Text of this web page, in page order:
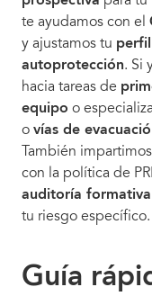
te ayudamos con el
y ajustamos tu perfil
autoprotección. Si
hacia tareas de
equipo o
o vías de
También impartimos
con la política de
auditoría formativa
tu riesgo específico.
Guía